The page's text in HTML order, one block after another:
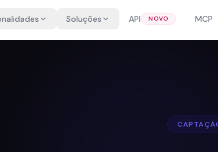
Soluções API NOVO MCP